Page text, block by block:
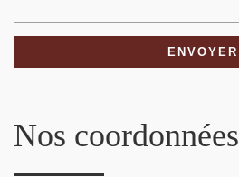
Nos coordonnées